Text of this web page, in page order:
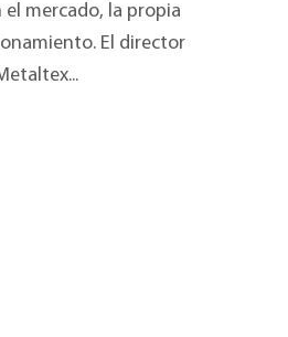
mercado, la propia
El director